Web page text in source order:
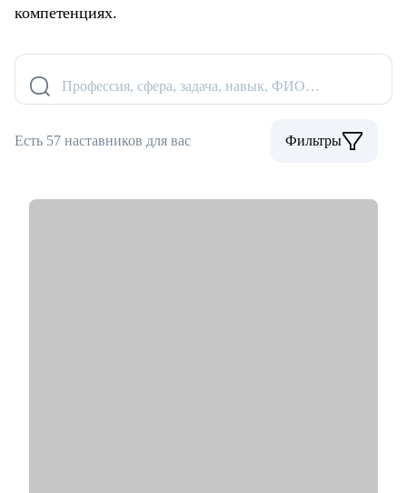
компетенциях.
Профессия, сфера, задача, навык, ФИО…
Есть 57 наставников для вас Фильтры